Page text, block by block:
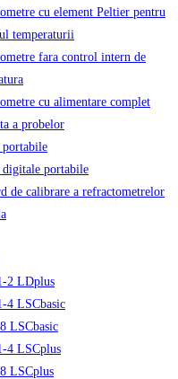
cu element Peltier pentru
temperaturii
fara control intern de
cu alimentare complet
a probelor
portabile
digitale portabile
de calibrare a refractometrelor
2 LDplus
4 LSCbasic
LSCbasic
4 LSCplus
LSCplus